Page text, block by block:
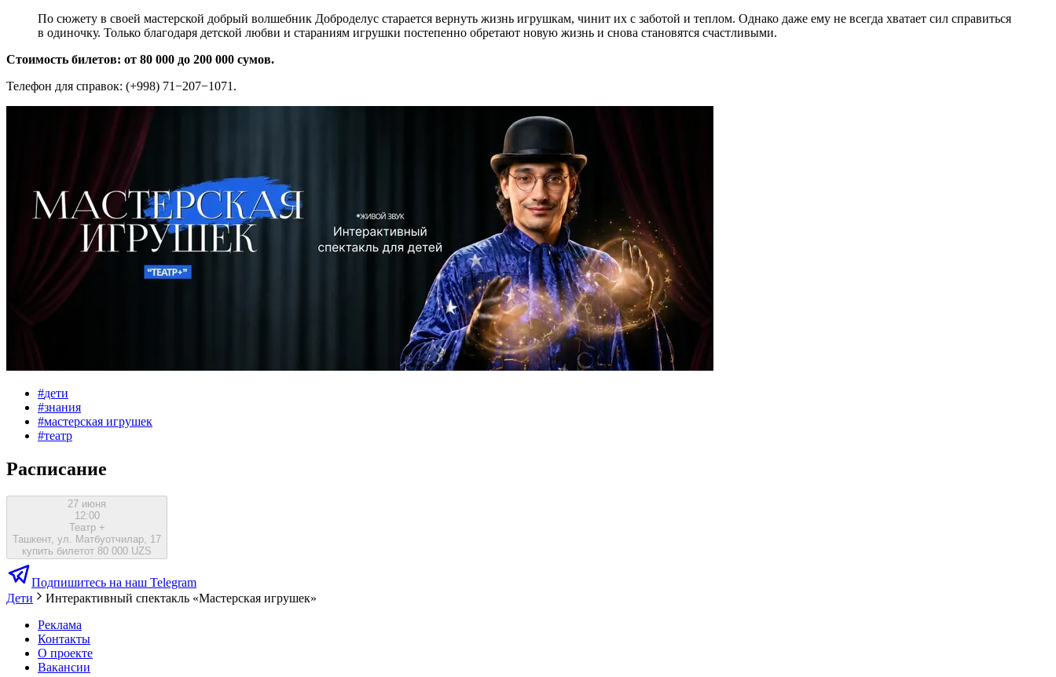
По сюжету в своей мастерской добрый волшебник Доброделус старается вернуть жизнь игрушкам, чинит их с заботой и теплом. Однако даже ему не всегда хватает сил справиться
в одиночку. Только благодаря детской любви и стараниям игрушки постепенно обретают новую жизнь и снова становятся счастливыми.
Стоимость билетов: от 80 000 до 200 000 сумов.
Телефон для справок: (+998) 71−207−1071.
#дети
#знания
#мастерская игрушек
#театр
Расписание
27 июня
12:00
Театр +
Ташкент, ул. Матбуотчилар, 17
купить билетот 80 000 UZS
Подпишитесь на наш Telegram
Дети
Интерактивный спектакль «Мастерская игрушек»
Реклама
Контакты
О проекте
Вакансии